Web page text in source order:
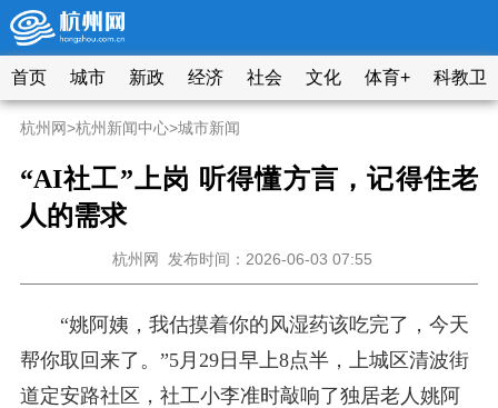
首页 城市 新政 经济 社会 文化 体育+ 科教卫
杭州网>杭州新闻中心>城市新闻
“AI社工”上岗 听得懂方言，记得住老
人的需求
杭州网 发布时间：2026-06-03 07:55
“姚阿姨，我估摸着你的风湿药该吃完了，今天
帮你取回来了。”5月29日早上8点半，上城区清波街
道定安路社区，社工小李准时敲响了独居老人姚阿